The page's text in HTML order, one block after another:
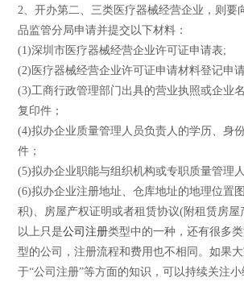
2、开办第二、三类医疗器械经营企业，则要
品监管分局申请并提交以下材料：
(1)深圳市医疗器械经营企业许可证申请表;
(2)医疗器械经营企业许可证申请材料登记申请
(3)工商行政管理部门出具的营业执照或企业
复印件；
(4)拟办企业质量管理人员负责人的学历、身
件；
(5)拟办企业职能与组织机构或专职质量管理
(6)拟办企业注册地址、仓库地址的地理位置
积)、房屋产权证明或者租赁协议(附租赁房屋
以上只是公司注册类型中的一种，还有很多
型的公司，注册流程和费用也不相同。如果
于“公司注册”等方面的知识，可以持续关注小